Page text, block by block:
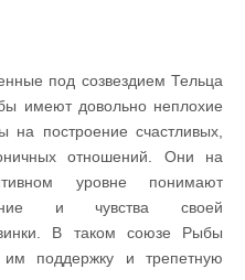
под созвездием Тельца
имеют довольно неплохие
на построение счастливых,
отношений. Они на
уровне понимают
и чувства своей
В таком союзе Рыбы
поддержку и трепетную